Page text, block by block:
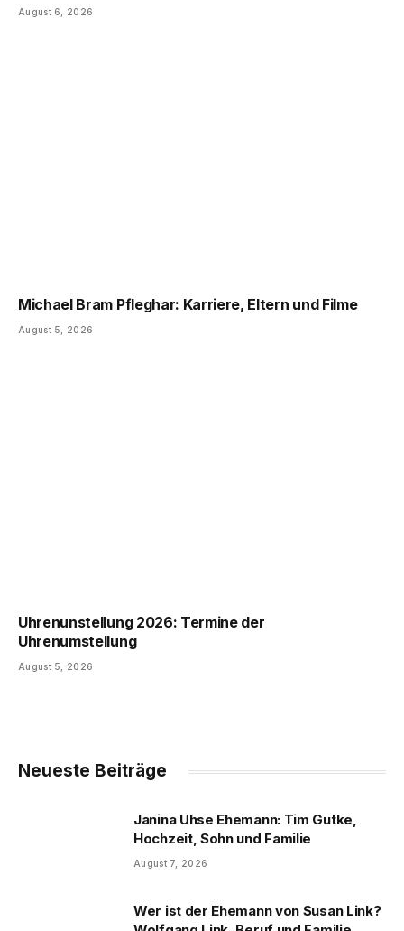
August 6, 2026
Michael Bram Pfleghar: Karriere, Eltern und Filme
August 5, 2026
Uhrenunstellung 2026: Termine der
Uhrenumstellung
August 5, 2026
Neueste Beiträge
Janina Uhse Ehemann: Tim Gutke,
Hochzeit, Sohn und Familie
August 7, 2026
Wer ist der Ehemann von Susan Link?